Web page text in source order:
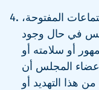
المفتوحة،
في حال وجود
أو سلامته أو
أعضاء المجلس أن
هذا التهديد أو